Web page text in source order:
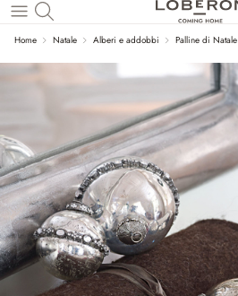
Torna al contenuto principale
Home Natale Alberi e addobbi Palline di Natale